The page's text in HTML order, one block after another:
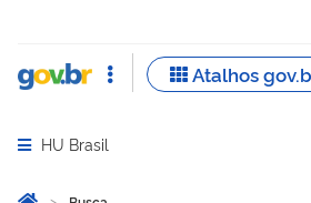
Abrir menu principal de navegação
HU Brasil
Você está aqui: